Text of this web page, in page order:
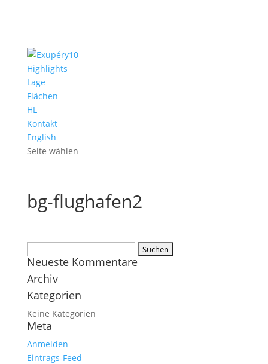
Highlights
Lage
Flächen
HL
Kontakt
English
Seite wählen
bg-flughafen2
nach:
Neueste Kommentare
Archiv
Kategorien
Keine Kategorien
Meta
Anmelden
Eintrags-Feed